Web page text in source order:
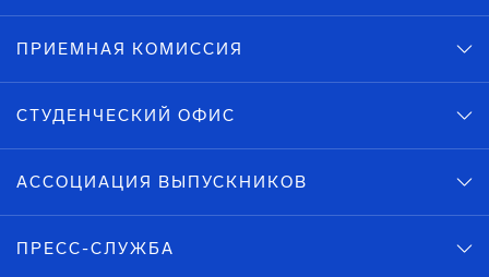
ПРИЕМНАЯ КОМИССИЯ
СТУДЕНЧЕСКИЙ ОФИС
АССОЦИАЦИЯ ВЫПУСКНИКОВ
ПРЕСС-СЛУЖБА